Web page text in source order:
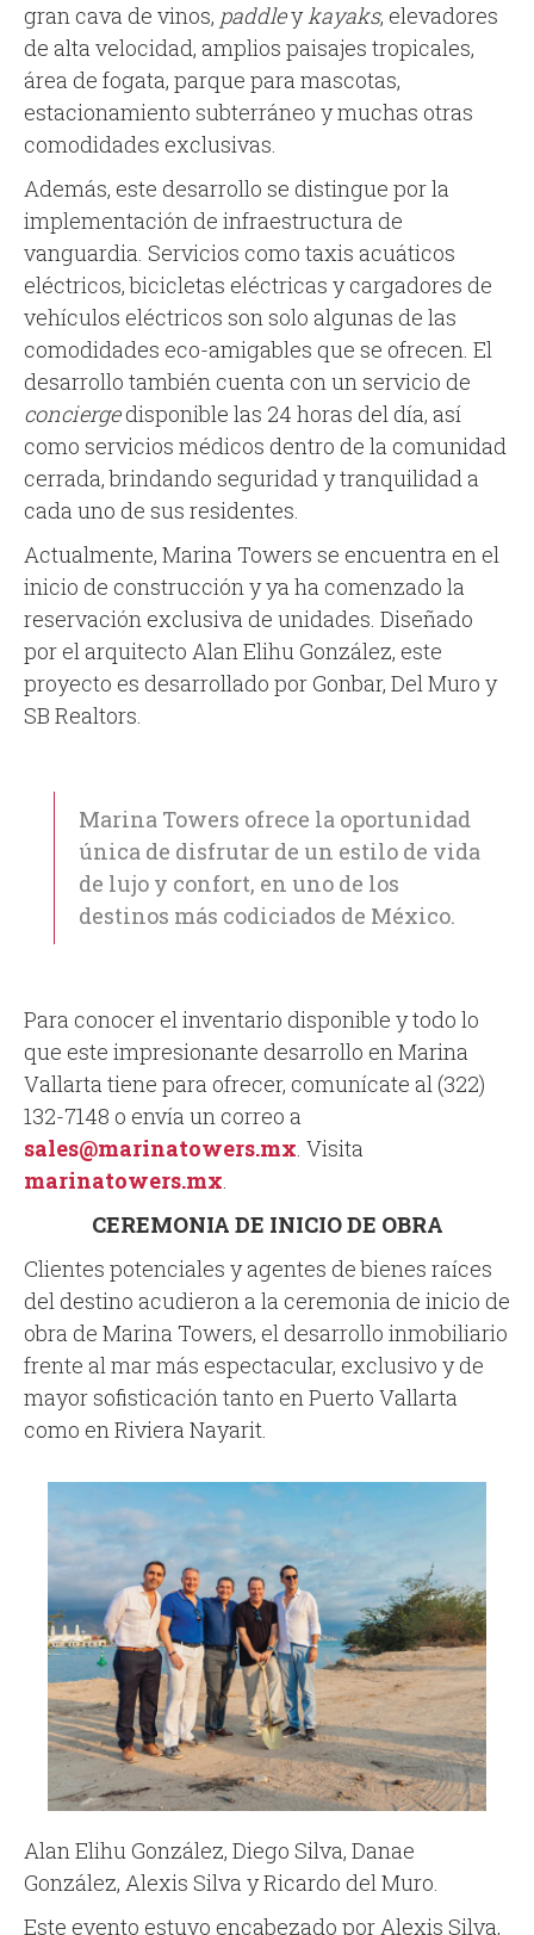
gran cava de vinos, paddleykayaks, elevadores
de alta velocidad, amplios paisajes tropicales,
área de fogata, parque para mascotas,
estacionamiento subterráneo y muchas otras
comodidades exclusivas.
Además, este desarrollo se distingue por la
implementación de infraestructura de
vanguardia. Servicios como taxis acuáticos
eléctricos, bicicletas eléctricas y cargadores de
vehículos eléctricos son solo algunas de las
comodidades eco-amigables que se ofrecen. El
desarrollo también cuenta con un servicio de
conciergedisponible las 24 horas del día, así
como servicios médicos dentro de la comunidad
cerrada, brindando seguridad y tranquilidad a
cada uno de sus residentes.
Actualmente, Marina Towers se encuentra en el
inicio de construcción y ya ha comenzado la
reservación exclusiva de unidades. Diseñado
por el arquitecto Alan Elihu González, este
proyecto es desarrollado por Gonbar, Del Muro y
SB Realtors.
Marina Towers ofrece la oportunidad
única de disfrutar de un estilo de vida
de lujo y confort, en uno de los
destinos más codiciados de México.
Para conocer el inventario disponible y todo lo
que este impresionante desarrollo en Marina
Vallarta tiene para ofrecer, comunícate al (322)
132-7148 o envía un correo a
sales@marinatowers.mx. Visita
marinatowers.mx.
CEREMONIA DE INICIO DE OBRA
Clientes potenciales y agentes de bienes raíces
del destino acudieron a la ceremonia de inicio de
obra de Marina Towers, el desarrollo inmobiliario
frente al mar más espectacular, exclusivo y de
mayor sofisticación tanto en Puerto Vallarta
como en Riviera Nayarit.
Alan Elihu González, Diego Silva, Danae
González, Alexis Silva y Ricardo del Muro.
Este evento estuvo encabezado por Alexis Silva,